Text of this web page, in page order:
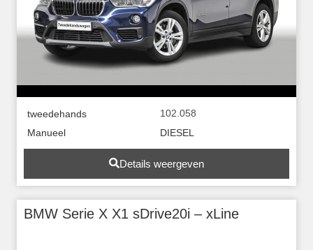
tweedehands
102.058
Manueel
DIESEL
Details weergeven
BMW Serie X X1 sDrive20i – xLine